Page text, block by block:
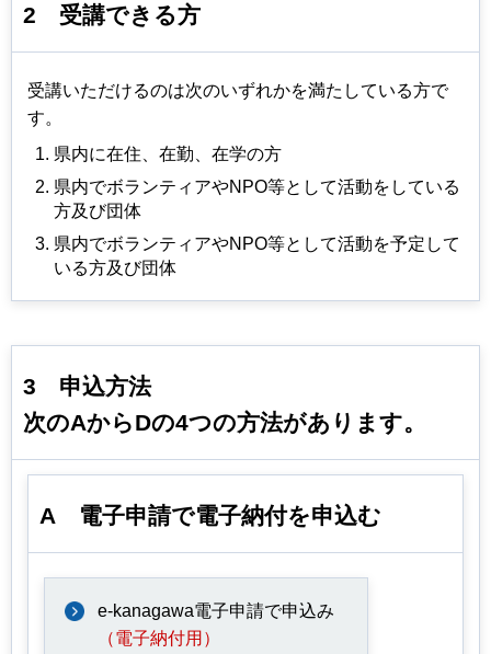
2 受講できる方
受講いただけるのは次のいずれかを満たしている⽅で
す。
県内に在住、在勤、在学の⽅
県内でボランティアやNPO等として活動をしている
⽅及び団体
県内でボランティアやNPO等として活動を予定して
いる⽅及び団体
3
申込方法
次のAからDの4つの方法があります。
A 電子申請で電子納付を申込む
e-kanagawa電子申請で申込み
（電子納付用）